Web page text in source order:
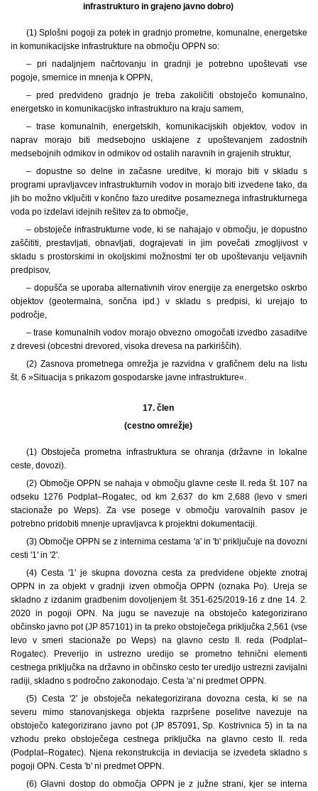
infrastrukturo in grajeno javno dobro)
(1) Splošni pogoji za potek in gradnjo prometne, komunalne, energetske
in komunikacijske infrastrukture na območju OPPN so:
– pri nadaljnjem načrtovanju in gradnji je potrebno upoštevati vse
pogoje, smernice in mnenja k OPPN,
– pred predvideno gradnjo je treba zakoličiti obstoječo komunalno,
energetsko in komunikacijsko infrastrukturo na kraju samem,
– trase komunalnih, energetskih, komunikacijskih objektov, vodov in
naprav morajo biti medsebojno usklajene z upoštevanjem zadostnih
medsebojnih odmikov in odmikov od ostalih naravnih in grajenih struktur,
– dopustne so delne in začasne ureditve, ki morajo biti v skladu s
programi upravljavcev infrastrukturnih vodov in morajo biti izvedene tako, da
jih bo možno vključiti v končno fazo ureditve posameznega infrastrukturnega
voda po izdelavi idejnih rešitev za to območje,
– obstoječe infrastrukturne vode, ki se nahajajo v območju, je dopustno
zaščititi, prestavljati, obnavljati, dograjevati in jim povečati zmogljivost v
skladu s prostorskimi in okoljskimi možnostmi ter ob upoštevanju veljavnih
predpisov,
– dopušča se uporaba alternativnih virov energije za energetsko oskrbo
objektov (geotermalna, sončna ipd.) v skladu s predpisi, ki urejajo to
področje,
– trase komunalnih vodov morajo obvezno omogočati izvedbo zasaditve
z drevesi (obcestni drevored, visoka drevesa na parkiriščih).
(2) Zasnova prometnega omrežja je razvidna v grafičnem delu na listu
št. 6 »Situacija s prikazom gospodarske javne infrastrukture«.
17. člen
(cestno omrežje)
(1) Obstoječa prometna infrastruktura se ohranja (državne in lokalne
ceste, dovozi).
(2) Območje OPPN se nahaja v območju glavne ceste II. reda št. 107 na
odseku 1276 Podplat–Rogatec, od km 2,637 do km 2,688 (levo v smeri
stacionaže po Weps). Za vse posege v območju varovalnih pasov je
potrebno pridobiti mnenje upravljavca k projektni dokumentaciji.
(3) Območje OPPN se z internima cestama 'a' in 'b' priključuje na dovozni
cesti '1' in '2'.
(4) Cesta '1' je skupna dovozna cesta za predvidene objekte znotraj
OPPN in za objekt v gradnji izven območja OPPN (oznaka Po). Ureja se
skladno z izdanim gradbenim dovoljenjem št. 351-625/2019-16 z dne 14. 2.
2020 in pogoji OPN. Na jugu se navezuje na obstoječo kategorizirano
občinsko javno pot (JP 857101) in ta preko obstoječega priključka 2,561 (vse
levo v smeri stacionaže po Weps) na glavno cesto II. reda (Podplat–
Rogatec). Preverijo in ustrezno uredijo se prometno tehnični elementi
cestnega priključka na državno in občinsko cesto ter uredijo ustrezni zavijalni
radiji, skladno s področno zakonodajo. Cesta 'a' ni predmet OPPN.
(5) Cesta '2' je obstoječa nekategorizirana dovozna cesta, ki se na
severu mimo stanovanjskega objekta razpršene poselitve navezuje na
obstoječo kategorizirano javno pot (JP 857091, Sp. Kostrivnica 5) in ta na
vzhodu preko obstoječega cestnega priključka na glavno cesto II. reda
(Podplat–Rogatec). Njena rekonstrukcija in deviacija se izvedeta skladno s
pogoji OPN. Cesta 'b' ni predmet OPPN.
(6) Glavni dostop do območja OPPN je z južne strani, kjer se interna